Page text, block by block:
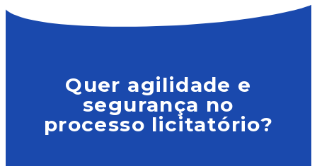
Quer agilidade e
segurança no
processo licitatório?